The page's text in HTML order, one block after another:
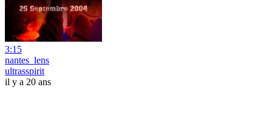
3:15
nantes_lens
ultrasspirit
il y a 20 ans